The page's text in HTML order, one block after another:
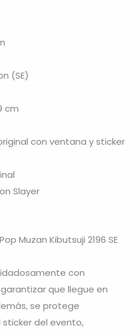
(SE)
cm
con ventana y sticker
Slayer
Muzan Kibutsuji 2196 SE
con
que llegue en
se protege
del evento,